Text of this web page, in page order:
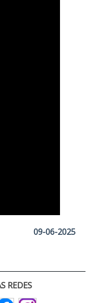
09-06-2025
REDES